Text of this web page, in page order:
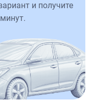
и получите